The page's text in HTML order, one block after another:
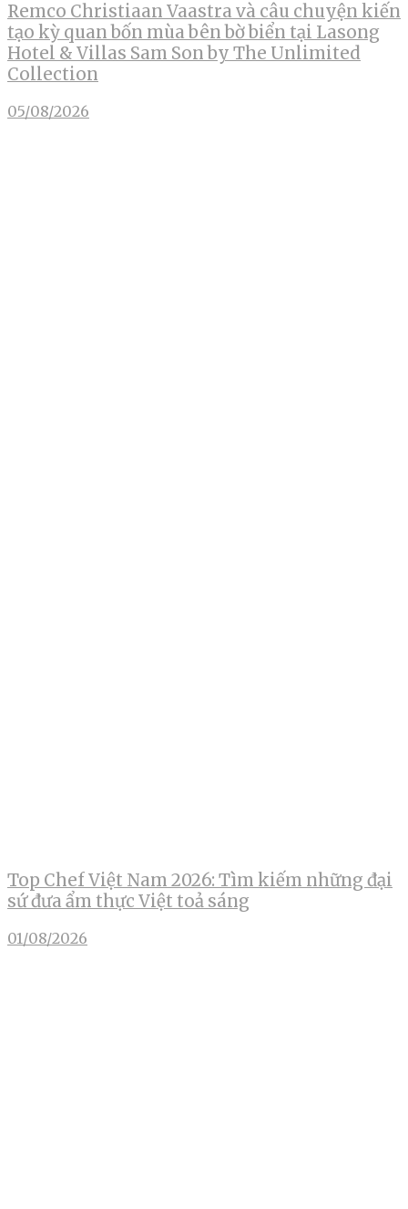
Remco Christiaan Vaastra và câu chuyện kiến
tạo kỳ quan bốn mùa bên bờ biển tại Lasong
Hotel & Villas Sam Son by The Unlimited
Collection
05/08/2026
Top Chef Việt Nam 2026: Tìm kiếm những đại
sứ đưa ẩm thực Việt toả sáng
01/08/2026